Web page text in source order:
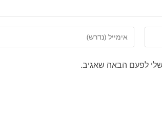
לפעם הבאה שאגיב.